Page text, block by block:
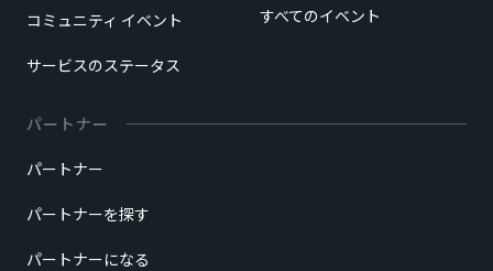
コミュニティ イベント
サービスのステータス
すべてのイベント
パートナー
パートナー
パートナーを探す
パートナーになる